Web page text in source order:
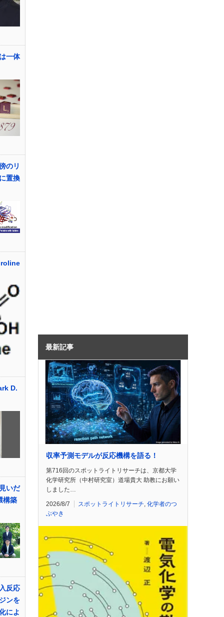
一体
のリ
置換
D.
いだ
構築
反応
ンを
によ
最新記事
収率予測モデルが反応機構を語る！
第716回のスポットライトリサーチは、京都大学
化学研究所（中村研究室）道場貴大 助教にお願い
しました…
2026/8/7 スポットライトリサーチ 化学者のつ
ぶやき